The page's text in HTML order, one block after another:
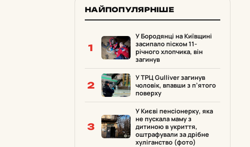
НАЙПОПУЛЯРНІШЕ
1
У Бородянці на Київщині
засипало піском 11-
річного хлопчика, він
загинув
2
У ТРЦ Gulliver загинув
чоловік, впавши з п’ятого
поверху
3
У Києві пенсіонерку, яка
не пускала маму з
дитиною в укриття,
оштрафували за дрібне
хуліганство (фото)